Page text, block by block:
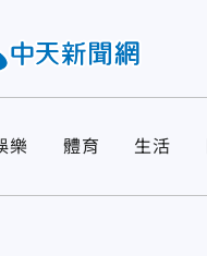
樂 體育 生活